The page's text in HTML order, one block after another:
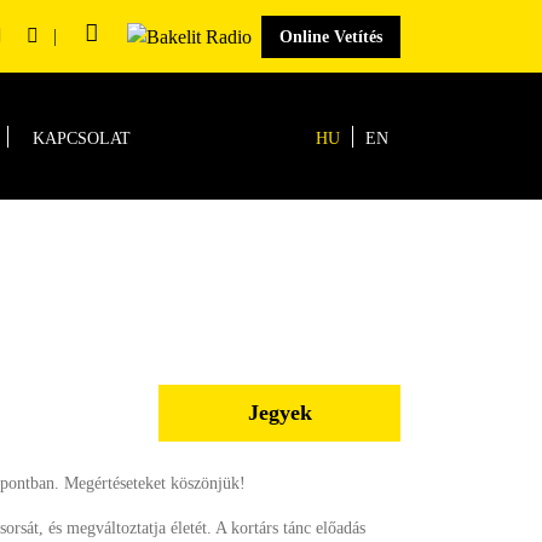
| Online Vetítés
KAPCSOLAT HU EN
Jegyek
Megértéseteket köszönjük!
és megváltoztatja életét. A kortárs tánc előadás